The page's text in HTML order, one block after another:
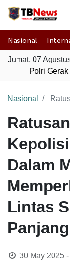
Nasional
Jumat, 07
Polri Gerak
Nasional Ratusan
Dalam
Lintas
30 May 2025